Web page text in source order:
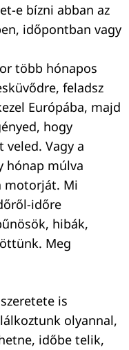
e bízni abban az
időpontban vagy
több hónapos
feladsz
Európába, majd
hogy
Vagy a
hónap múlva
motorját. Mi
időre
hibák,
Meg
is
olyannal,
időbe telik,